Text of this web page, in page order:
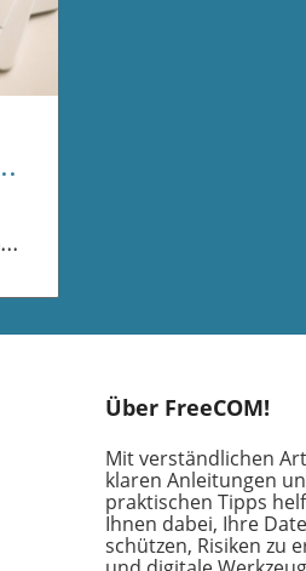
Über FreeCOM!
Mit verständlichen
klaren Anleitungen
praktischen Tipps
Ihnen dabei, Ihre
schützen, Risiken zu